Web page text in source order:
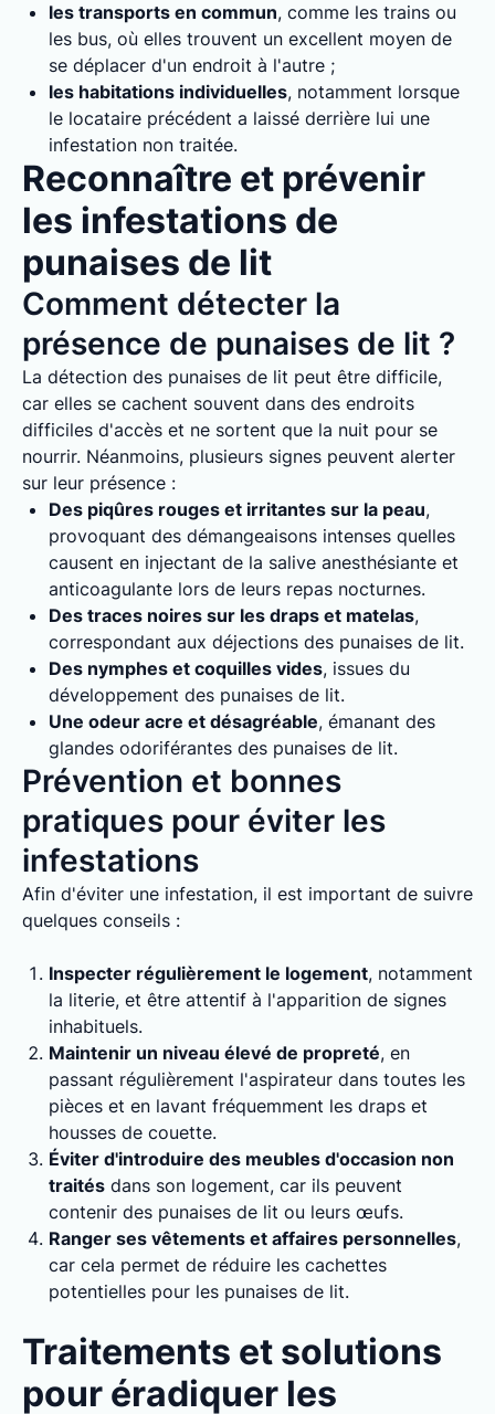
les transports en commun, comme les trains ou
les bus, où elles trouvent un excellent moyen de
se déplacer d'un endroit à l'autre ;
les habitations individuelles, notamment lorsque
le locataire précédent a laissé derrière lui une
infestation non traitée.
Reconnaître et prévenir
les infestations de
punaises de lit
Comment détecter la
présence de punaises de lit ?
La détection des punaises de lit peut être difficile,
car elles se cachent souvent dans des endroits
difficiles d'accès et ne sortent que la nuit pour se
nourrir. Néanmoins, plusieurs signes peuvent alerter
sur leur présence :
Des piqûres rouges et irritantes sur la peau,
provoquant des démangeaisons intenses quelles
causent en injectant de la salive anesthésiante et
anticoagulante lors de leurs repas nocturnes.
Des traces noires sur les draps et matelas,
correspondant aux déjections des punaises de lit.
Des nymphes et coquilles vides, issues du
développement des punaises de lit.
Une odeur acre et désagréable, émanant des
glandes odoriférantes des punaises de lit.
Prévention et bonnes
pratiques pour éviter les
infestations
Afin d'éviter une infestation, il est important de suivre
quelques conseils :
Inspecter régulièrement le logement, notamment
la literie, et être attentif à l'apparition de signes
inhabituels.
Maintenir un niveau élevé de propreté, en
passant régulièrement l'aspirateur dans toutes les
pièces et en lavant fréquemment les draps et
housses de couette.
Éviter d'introduire des meubles d'occasion non
traités dans son logement, car ils peuvent
contenir des punaises de lit ou leurs œufs.
Ranger ses vêtements et affaires personnelles,
car cela permet de réduire les cachettes
potentielles pour les punaises de lit.
Traitements et solutions
pour éradiquer les